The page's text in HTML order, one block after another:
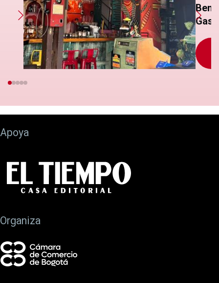
Apoya
Organiza